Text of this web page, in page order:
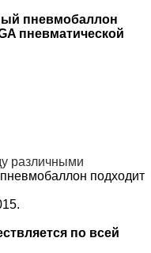
пневмобаллон
пневматической
различными
подходит
по всей